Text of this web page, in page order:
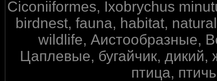
Ciconiiformes, Ixobrychus
birdnest, fauna, habitat,
wildlife, Аистообразные,
Цаплевые, бугайчик,
птица,